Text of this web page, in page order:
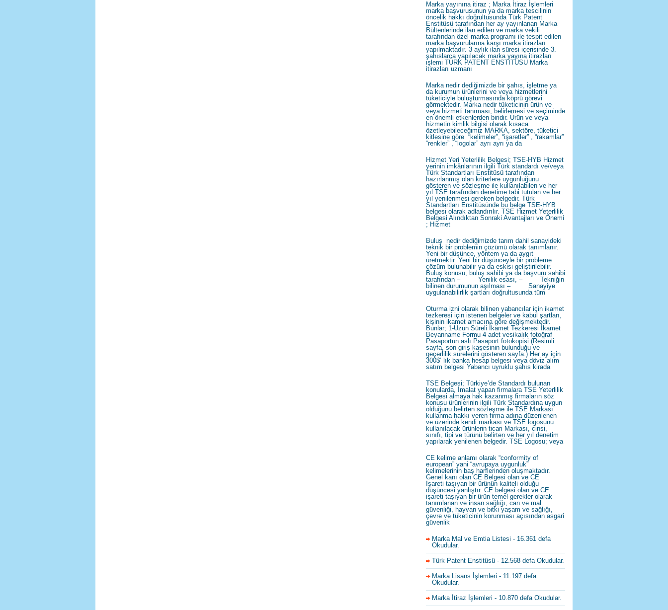
Marka yayınına itiraz ; Marka İtiraz İşlemleri
marka başvurusunun ya da marka tescilinin
öncelik hakkı doğrultusunda Türk Patent
Enstitüsü tarafından her ay yayınlanan Marka
Bültenlerinde ilan edilen ve marka vekili
tarafından özel marka programı ile tespit edilen
marka başvurularına karşı marka itirazları
yapılmaktadır. 3 aylık ilan süresi içerisinde 3.
şahıslarca yapılacak marka yayına itirazları
işlemi TÜRK PATENT ENSTİTÜSÜ Marka
itirazları uzmanı
Marka nedir dediğimizde bir şahıs, işletme ya
da kurumun ürünlerini ve veya hizmetlerini
tüketiciyle buluşturmasında köprü görevi
görmektedir. Marka nedir tüketicinin ürün ve
veya hizmeti tanıması, belirlemesi ve seçiminde
en önemli etkenlerden biridir. Ürün ve veya
hizmetin kimlik bilgisi olarak kısaca
özetleyebileceğimiz MARKA, sektöre, tüketici
kitlesine göre “kelimeler”, “işaretler” , “rakamlar”
“renkler” , “logolar” ayrı ayrı ya da
Hizmet Yeri Yeterlilik Belgesi; TSE-HYB Hizmet
yerinin imkânlarının ilgili Türk standardı ve/veya
Türk Standartları Enstitüsü tarafından
hazırlanmış olan kriterlere uygunluğunu
gösteren ve sözleşme ile kullanılabilen ve her
yıl TSE tarafından denetime tabi tutulan ve her
yıl yenilenmesi gereken belgedir. Türk
Standartları Enstitüsünde bu belge TSE-HYB
belgesi olarak adlandırılır. TSE Hizmet Yeterlilik
Belgesi Alındıktan Sonraki Avantajları ve Önemi
; Hizmet
Buluş nedir dediğimizde tarım dahil sanayideki
teknik bir problemin çözümü olarak tanımlanır.
Yeni bir düşünce, yöntem ya da aygıt
üretmektir. Yeni bir düşünceyle bir probleme
çözüm bulunabilir ya da eskisi geliştirilebilir.
Buluş konusu, buluş sahibi ya da başvuru sahibi
tarafından – Yenilik esası, – Tekniğin
bilinen durumunun aşılması – Sanayiye
uygulanabilirlik şartları doğrultusunda tüm
Oturma izni olarak bilinen yabancılar için ikamet
tezkeresi için istenen belgeler ve kabul şartları,
kişinin ikamet amacına göre değişmektedir.
Bunlar; 1-Uzun Süreli İkamet Tezkeresi İkamet
Beyanname Formu 4 adet vesikalık fotoğraf
Pasaportun aslı Pasaport fotokopisi (Resimli
sayfa, son giriş kaşesinin bulunduğu ve
geçerlilik sürelerini gösteren sayfa.) Her ay için
300$’ lık banka hesap belgesi veya döviz alım
satım belgesi Yabancı uyruklu şahıs kirada
TSE Belgesi; Türkiye’de Standardı bulunan
konularda, İmalat yapan firmalara TSE Yeterlilik
Belgesi almaya hak kazanmış firmaların söz
konusu ürünlerinin ilgili Türk Standardına uygun
olduğunu belirten sözleşme ile TSE Markası
kullanma hakkı veren firma adına düzenlenen
ve üzerinde kendi markası ve TSE logosunu
kullanılacak ürünlerin ticari Markası, cinsi,
sınıfı, tipi ve türünü belirten ve her yıl denetim
yapılarak yenilenen belgedir. TSE Logosu; veya
CE kelime anlamı olarak “conformity of
european” yani “avrupaya uygunluk”
kelimelerinin baş harflerinden oluşmaktadır.
Genel kanı olan CE Belgesi olan ve CE
İşareti taşıyan bir ürünün kaliteli olduğu
düşüncesi yanlıştır. CE belgesi olan ve CE
işareti taşıyan bir ürün temel gerekler olarak
tanımlanan ve insan sağlığı, can ve mal
güvenliği, hayvan ve bitki yaşam ve sağlığı,
çevre ve tüketicinin korunması açısından asgari
güvenlik
Marka Mal ve Emtia Listesi - 16.361 defa
Okudular.
Türk Patent Enstitüsü - 12.568 defa Okudular.
Marka Lisans İşlemleri - 11.197 defa
Okudular.
Marka İtiraz İşlemleri - 10.870 defa Okudular.